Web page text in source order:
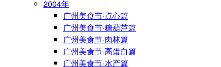
2004年
广州美食节·点心篇
广州美食节·糖葫芦篇
广州美食节·肉林篇
广州美食节·高蛋白篇
广州美食节·水产篇